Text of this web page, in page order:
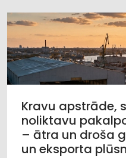
Kravu apstrāde,
noliktavu
– ātra un droša
un eksporta